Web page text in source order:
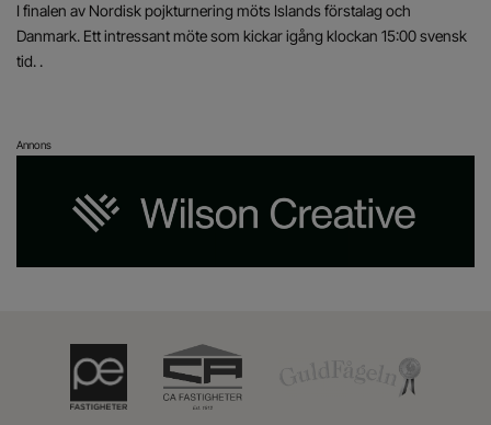
I finalen av Nordisk pojkturnering möts Islands förstalag och
Danmark. Ett intressant möte som kickar igång klockan 15:00 svensk
tid. .
Annons